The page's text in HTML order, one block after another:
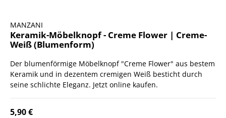
MANZANI
Keramik-Möbelknopf - Creme Flower | Creme-
Weiß (Blumenform)
Der blumenförmige Möbelknopf "Creme Flower" aus bestem
Keramik und in dezentem cremigen Weiß besticht durch
seine schlichte Eleganz. Jetzt online kaufen.
5,90 €